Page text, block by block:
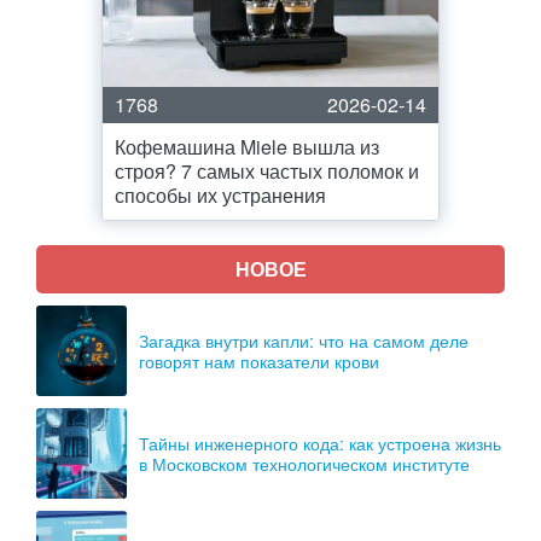
1768
2026-02-14
Кофемашина Miele вышла из
строя? 7 самых частых поломок и
способы их устранения
НОВОЕ
Загадка внутри капли: что на самом деле
говорят нам показатели крови
Тайны инженерного кода: как устроена жизнь
в Московском технологическом институте